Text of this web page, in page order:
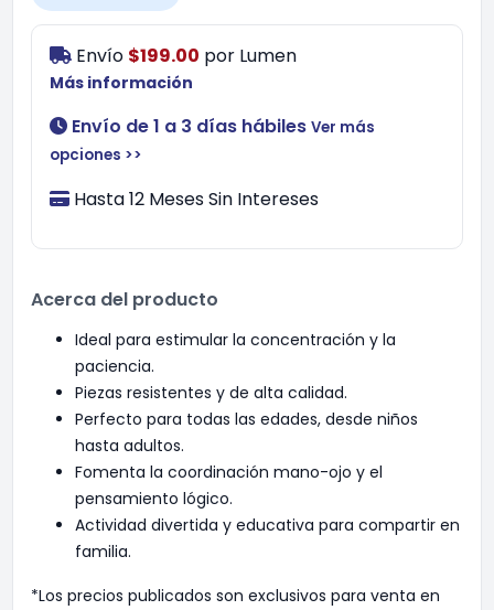
Envío $199.00 por Lumen
Más información
Envío de 1 a 3 días hábiles Ver más
opciones >>
Hasta 12 Meses Sin Intereses
Acerca del producto
Ideal para estimular la concentración y la
paciencia.
Piezas resistentes y de alta calidad.
Perfecto para todas las edades, desde niños
hasta adultos.
Fomenta la coordinación mano-ojo y el
pensamiento lógico.
Actividad divertida y educativa para compartir en
familia.
*Los precios publicados son exclusivos para venta en